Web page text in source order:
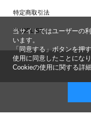
特定商取引法
SHOPLIST
表示
当サイトではユーザーの
います。
「同意する」ボタンを押
使用に同意したことになり
Cookieの使用に関する詳